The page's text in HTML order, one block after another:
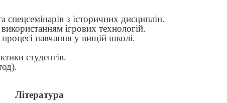
з історичних дисциплін.
ігрових технологій.
навчання у вищій школі.
студентів.
Література